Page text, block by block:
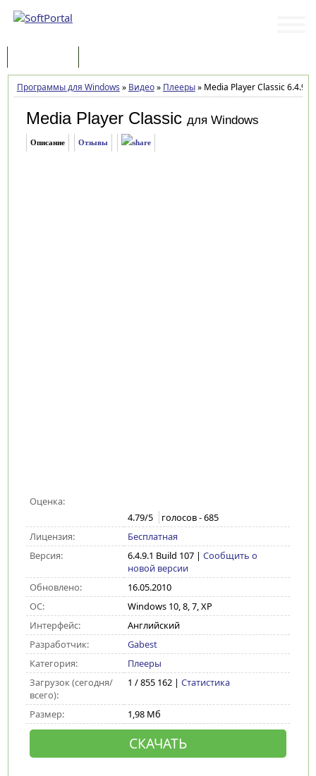
Программы для Windows » Видео» Плееры»Media Player Classic 6.4.9.1
Media Player Classic для Windows
Описание Отзывы
Оценка:
4.79/5 голосов -685
Лицензия:
Бесплатная
Версия:
6.4.9.1 Build 107| Сообщить о
новой версии
Обновлено:
16.05.2010
ОС:
Windows 10, 8, 7, XP
Интерфейс:
Английский
Разработчик:
Gabest
Категория:
Плееры
Загрузок (сегодня/
всего):
1 / 855 162 | Статистика
Размер: 1,98 Мб
СКАЧАТЬ